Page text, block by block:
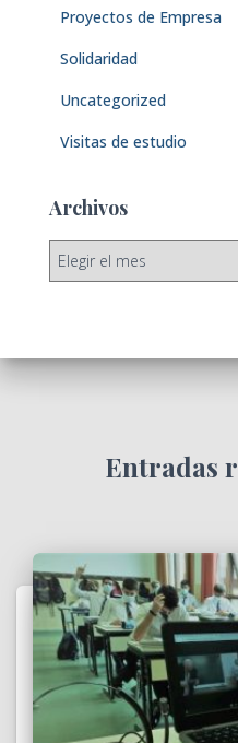
Proyectos de Empresa
Solidaridad
Uncategorized
Visitas de estudio
Archivos
A
r
v
Entradas